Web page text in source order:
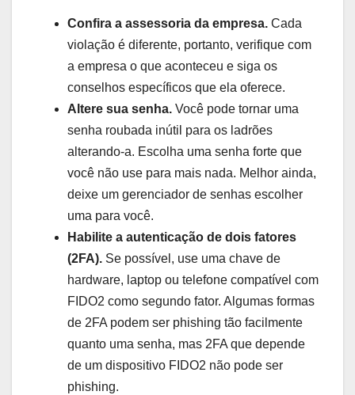
Confira a assessoria da empresa. Cada
violação é diferente, portanto, verifique com
a empresa o que aconteceu e siga os
conselhos específicos que ela oferece.
Altere sua senha. Você pode tornar uma
senha roubada inútil para os ladrões
alterando-a. Escolha uma senha forte que
você não use para mais nada. Melhor ainda,
deixe um gerenciador de senhas escolher
uma para você.
Habilite a autenticação de dois fatores
(2FA). Se possível, use uma chave de
hardware, laptop ou telefone compatível com
FIDO2 como segundo fator. Algumas formas
de 2FA podem ser phishing tão facilmente
quanto uma senha, mas 2FA que depende
de um dispositivo FIDO2 não pode ser
phishing.